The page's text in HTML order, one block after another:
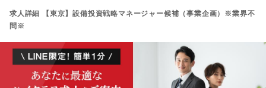
求人詳細 【東京】設備投資戦略マネージャー候補（事業企画）※業界不
問※